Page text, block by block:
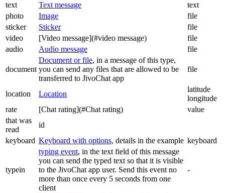
text
Text message
text
photo
Image
file
sticker
Sticker
file
video
[Video message](#video message)
file
audio
Audio message file
document
Document or file, in a message of this type,
you can send any files that are allowed to be
transferred to JivoChat app
file
location Location
latitude
longitude
rate
[Chat rating](#Chat rating)
value
that was
read
id
keyboard Keyboard with options, details in the example keyboard
typein
typing event, in the text field of this message
you can send the typed text so that it is visible
to the JivoChat app user. Send this event no
more than once every 5 seconds from one
client
-